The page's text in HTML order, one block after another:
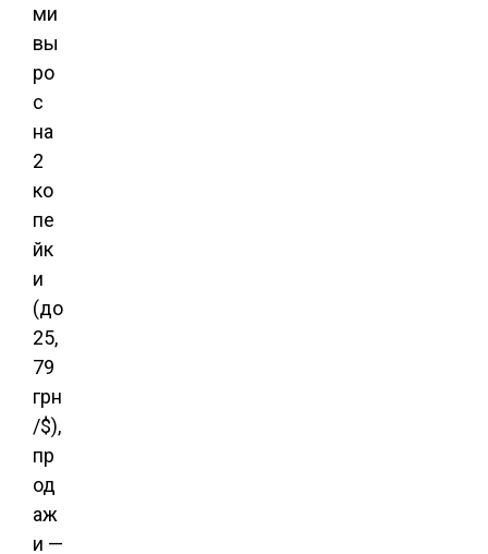
ми
вы
ро
с
на
2
ко
пе
йк
и
(до
25,
79
грн
/$),
пр
од
аж
и —